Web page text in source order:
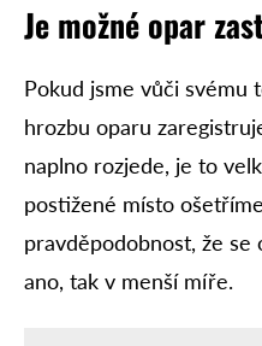
Je možné opar
Pokud jsme vůči svému
hrozbu oparu
naplno rozjede, je to
postižené místo
pravděpodobnost, že se
ano, tak v menší míře.